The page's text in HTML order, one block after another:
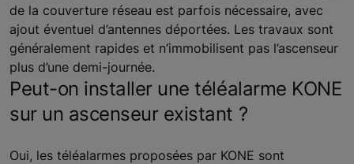
de la couverture réseau est parfois nécessaire, avec
ajout éventuel d’antennes déportées. Les travaux sont
généralement rapides et n’immobilisent pas l’ascenseur
plus d’une demi-journée.
Peut-on installer une téléalarme KONE
sur un ascenseur existant ?
Oui, les téléalarmes proposées par KONE sont